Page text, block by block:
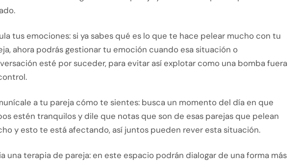
tus emociones: si ya sabes qué es lo que te hace pelear mucho con tu
ahora podrás gestionar tu emoción cuando esa situación o
esté por suceder, para evitar así explotar como una bomba fuera
a tu pareja cómo te sientes: busca un momento del día en que
estén tranquilos y dile que notas que son de esas parejas que pelean
y esto te está afectando, así juntos pueden rever esta situación.
una terapia de pareja: en este espacio podrán dialogar de una forma más